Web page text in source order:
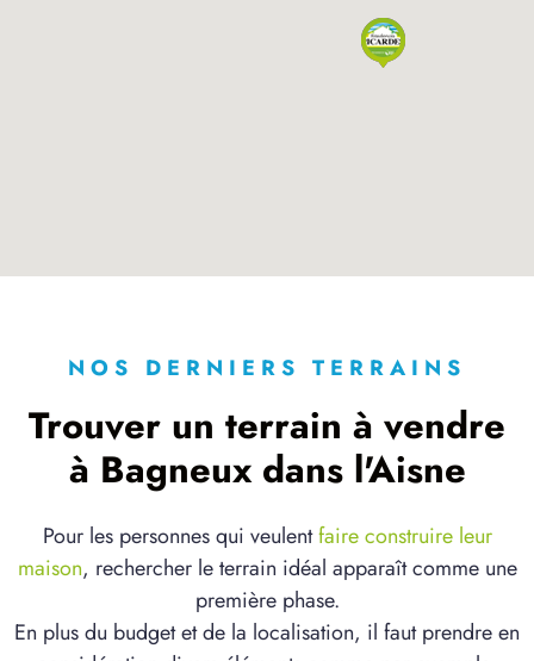
NOS DERNIERS TERRAINS
Trouver un terrain à vendre
à Bagneux dans l'Aisne
Pour les personnes qui veulentfaire construire leur
maison, rechercher le terrain idéal apparaît comme une
première phase.
En plus du budget et de la localisation, il faut prendre en